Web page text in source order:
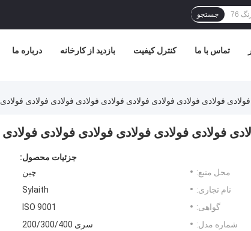
جستجو
درباره ما بازدید از کارخانه کنترل کیفیت تماس با ما
فولادی فولادی فولادی فولادی فولادی فولادی فولادی فولادی فولادی
فولادی فولادی فولادی فولادی فولادی فولادی
جزئیات محصول:
محل منبع:
چین
نام تجاری:
Sylaith
گواهی:
ISO 9001
شماره مدل:
سری 200/300/400